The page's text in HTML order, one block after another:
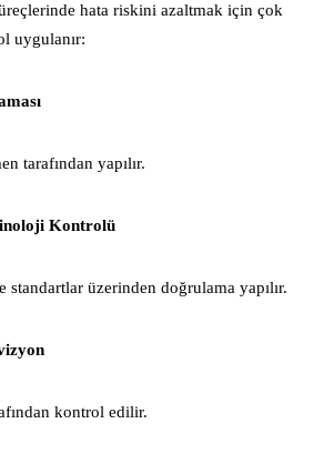
hata riskini azaltmak için çok
uygulanır:
tarafından yapılır.
Kontrolü
standartlar üzerinden doğrulama yapılır.
kontrol edilir.